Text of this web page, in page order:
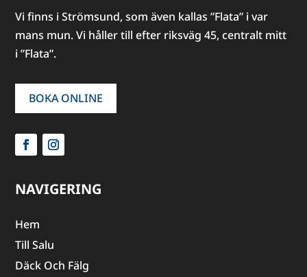
Vi finns i Strömsund, som även kallas ”Flata” i var
mans mun. Vi håller till efter riksväg 45, centralt mitt
i ”Flata”.
BOKA ONLINE
NAVIGERING
Hem
Till Salu
Däck Och Fälg